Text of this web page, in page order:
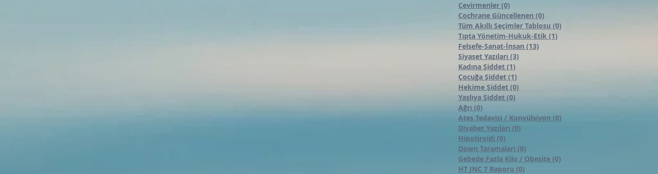
Çevirmenler (0)
Cochrane Güncellenen (0)
Tüm Akıllı Seçimler Tablosu (0)
Tıpta Yönetim-Hukuk-Etik (1)
Felsefe-Sanat-İnsan (13)
Siyaset Yazıları (3)
Kadına Şiddet (1)
Çocuğa Şiddet (1)
Hekime Şiddet (0)
Yaşlıya Şiddet (0)
Ağrı (0)
Ateş Tedavisi / Konvülsiyon (0)
Diyabet Yazıları (0)
Hipotiroidi (0)
Down Taramaları (0)
Gebede Fazla Kilo / Obesite (0)
HT JNC 7 Raporu (0)